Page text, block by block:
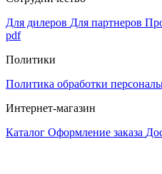
Для дилеров Для партнеров
pdf
Политики
Политика обработки
Интернет-магазин
Каталог Оформление заказа